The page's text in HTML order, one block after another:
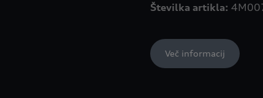
Številka artikla:
Več informacij